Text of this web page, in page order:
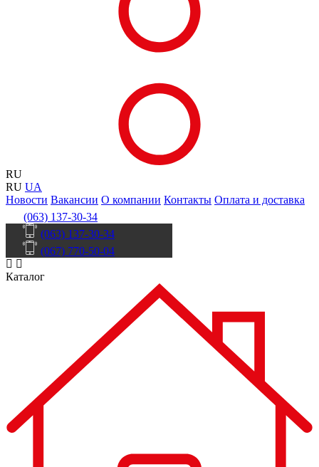
RU
RU UA
Новости Вакансии О компании Контакты Оплата и доставка
(063) 137-30-34
(063) 137-30-34
(067) 770-50-04
Каталог